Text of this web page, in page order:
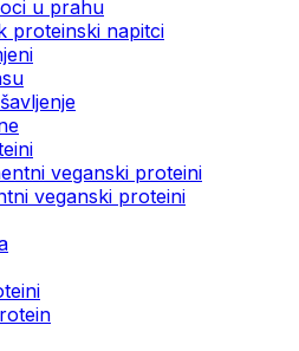
u prahu
proteinski napitci
veganski proteini
veganski proteini